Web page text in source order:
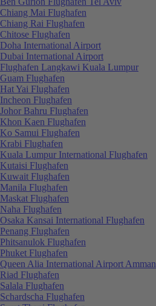
Chiang Mai Flughafen
Chiang Rai Flughafen
Chitose Flughafen
Doha International Airport
Dubai International Airport
Flughafen Langkawi Kuala Lumpur
Guam Flughafen
Hat Yai Flughafen
Incheon Flughafen
Johor Bahru Flughafen
Khon Kaen Flughafen
Ko Samui Flughafen
Krabi Flughafen
Kuala Lumpur International Flughafen
Kutaisi Flughafen
Kuwait Flughafen
Manila Flughafen
Maskat Flughafen
Naha Flughafen
Osaka Kansai International Flughafen
Penang Flughafen
Phitsanulok Flughafen
Phuket Flughafen
Queen Alia International Airport Amman
Riad Flughafen
Salala Flughafen
Schardscha Flughafen